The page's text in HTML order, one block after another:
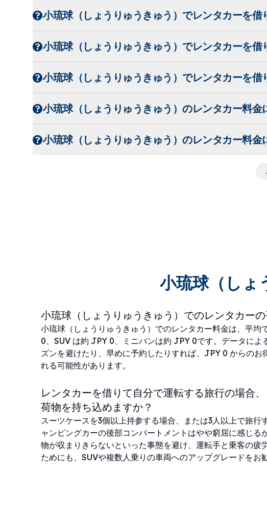
小琉球（しょうりゅうきゅう）でレンタカーを
小琉球（しょうりゅうきゅう）でレンタカーを借
小琉球（しょうりゅうきゅう）でレンタカーを
小琉球（しょうりゅうきゅう）のレンタカー料
小琉球（しょうりゅうきゅう）のレンタカー料
小琉球（しょ
小琉球（しょうりゅうきゅう）でのレンタカー
小琉球（しょうりゅうきゅう）でのレンタカー料金は、平均
0、SUV は約 JPY 0、ミニバンは約 JPY 0です。データによ
ズンを避けたり、早めに予約したりすれば、JPY 0 からのお
れる可能性があります。
レンタカーを借りて自分で運転する旅行の場合
荷物を持ち込めますか？
スーツケースを3個以上持参する場合、または3人以上で旅行
ャンピングカーの後部コンパートメントはやや窮屈に感じる
物が収まりきらないといった事態を避け、運転手と乗客の疲
ためにも、SUVや複数人乗りの車両へのアップグレードをお